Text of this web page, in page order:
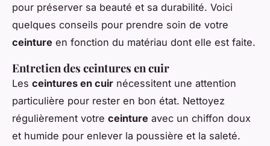
pour préserver sa beauté et sa durabilité. Voici
quelques conseils pour prendre soin de votre
ceinture en fonction du matériau dont elle est faite.
Entretien des ceintures en cuir
Les ceintures en cuir nécessitent une attention
particulière pour rester en bon état. Nettoyez
régulièrement votre ceinture avec un chiffon doux
et humide pour enlever la poussière et la saleté.